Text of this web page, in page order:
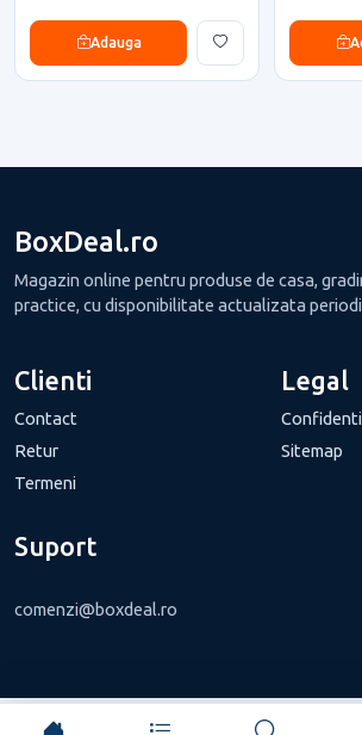
Adauga
BoxDeal.ro
Magazin online pentru produse de casa,
practice, cu disponibilitate actualizata
Clienti
Contact
Retur
Termeni
Legal
Sitemap
Suport
comenzi@boxdeal.ro